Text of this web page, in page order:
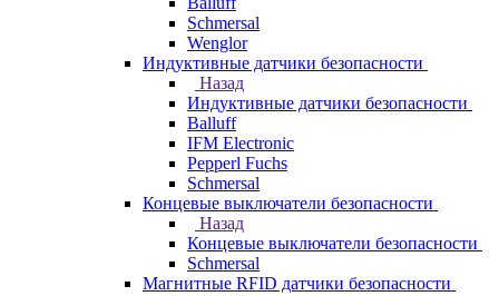
Schmersal
Wenglor
Индуктивные датчики безопасности
Назад
Индуктивные датчики безопасности
Balluff
IFM Electronic
Pepperl Fuchs
Schmersal
Концевые выключатели безопасности
Назад
Концевые выключатели безопасности
Schmersal
Магнитные RFID датчики безопасности